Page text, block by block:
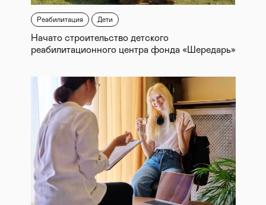
Реабилитация Дети
Начато строительство детского
реабилитационного центра фонда «Шередарь»